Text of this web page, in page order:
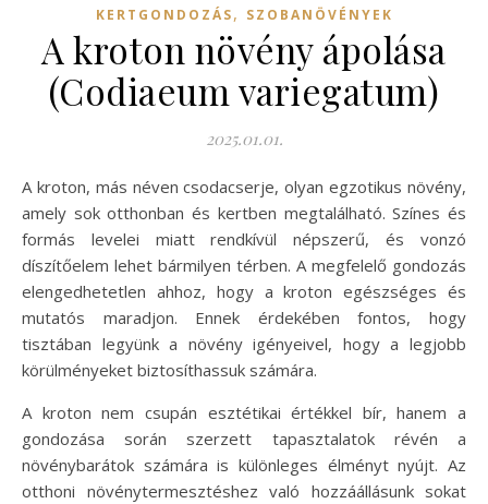
KERTGONDOZÁS, SZOBANÖVÉNYEK
A kroton növény ápolása
(Codiaeum variegatum)
2025.01.01.
A kroton, más néven csodacserje, olyan egzotikus növény,
amely sok otthonban és kertben megtalálható. Színes és
formás levelei miatt rendkívül népszerű, és vonzó
díszítőelem lehet bármilyen térben. A megfelelő gondozás
elengedhetetlen ahhoz, hogy a kroton egészséges és
mutatós maradjon. Ennek érdekében fontos, hogy
tisztában legyünk a növény igényeivel, hogy a legjobb
körülményeket biztosíthassuk számára.
A kroton nem csupán esztétikai értékkel bír, hanem a
gondozása során szerzett tapasztalatok révén a
növénybarátok számára is különleges élményt nyújt. Az
otthoni növénytermesztéshez való hozzáállásunk sokat